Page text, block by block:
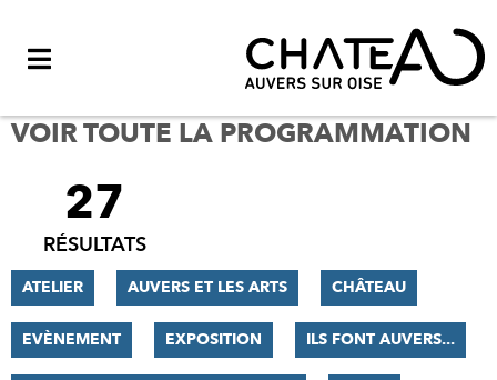
VOIR TOUTE LA PROGRAMMATION
FILTRER
RÉSULTATS
27
RÉSULTATS
ATELIER AUVERS ET LES ARTS CHÂTEAU
EVÈNEMENT EXPOSITION ILS FONT AUVERS...